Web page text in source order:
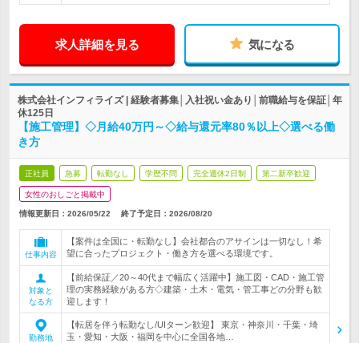
求人詳細を見る 気になる
株式会社インフィライズ | 経験者募集│入社祝い金あり│前職給与を保証│年
休125日
【施工管理】◇月給40万円～◇給与還元率80％以上◇選べる働
き方
正社員 急募 転勤なし 学歴不問 完全週休2日制 第二新卒歓迎
女性のおしごと掲載中
情報更新日：2026/05/22 終了予定日： 2026/08/20
仕事内容
【案件は全国に・転勤なし】会社都合のアサインは一切なし！希
望に合ったプロジェクト・働き方を選べる環境です。
対象と
なる方
【前給保証／20～40代まで幅広く活躍中】施工図・CAD・施工管
理の実務経験がある方◇建築・土木・電気・管工事どの分野も歓
迎します！
勤務地
【転居を伴う転勤なし/UIターン歓迎】 東京・神奈川・千葉・埼
玉・愛知・大阪・福岡を中心に全国各地…